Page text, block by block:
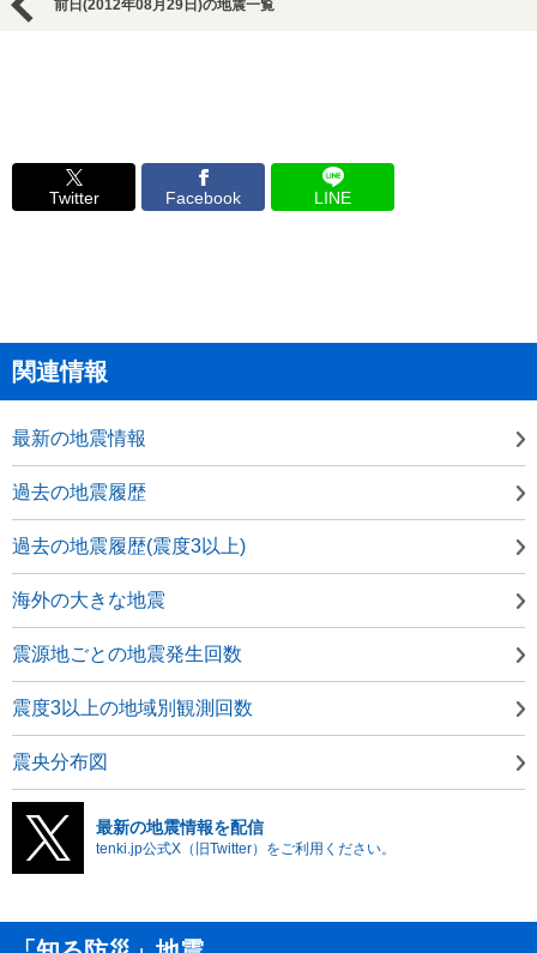
前日(2012年08月29日)の地震一覧
Twitter Facebook LINE
関連情報
最新の地震情報
過去の地震履歴
過去の地震履歴(震度3以上)
海外の大きな地震
震源地ごとの地震発生回数
震度3以上の地域別観測回数
震央分布図
最新の地震情報を配信
tenki.jp公式X（旧Twitter）をご利用ください。